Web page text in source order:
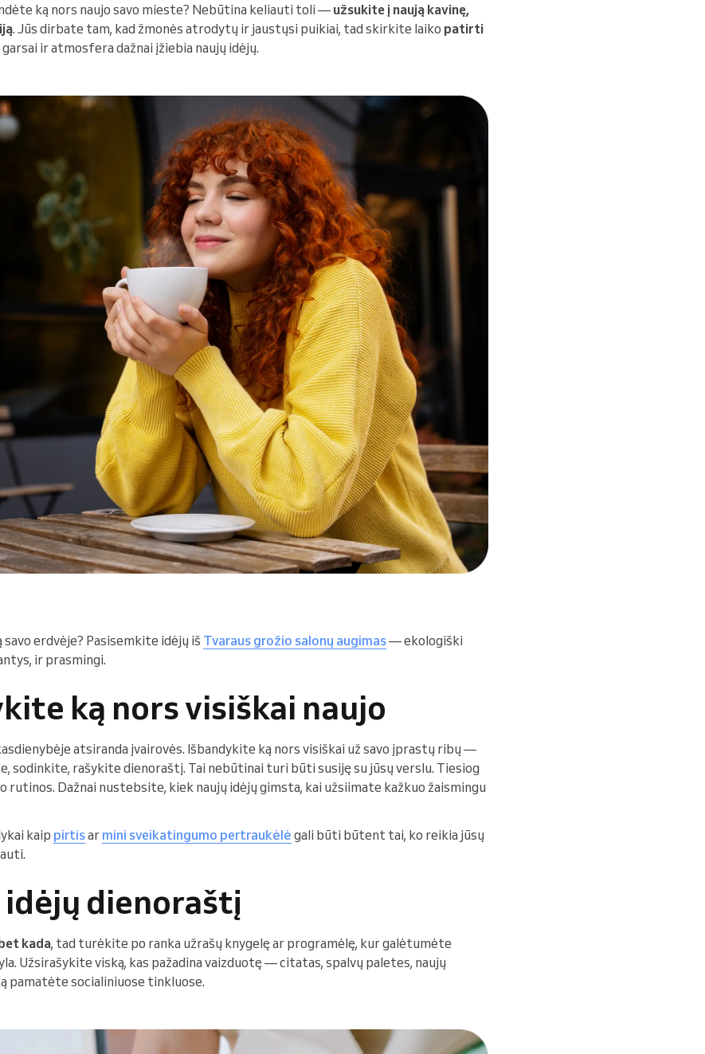
ką nors naujo savo mieste? Nebūtina keliauti toli — užsukite į naują kavinę,
. Jūs dirbate tam, kad žmonės atrodytų ir jaustųsi puikiai, tad skirkite laiko patirti
garsai ir atmosfera dažnai įžiebia naujų idėjų.
erdvėje? Pasisemkite idėjų iš Tvaraus grožio salonų augimas— ekologiški
ir prasmingi.
ką nors visiškai naujo
atsiranda įvairovės. Išbandykite ką nors visiškai už savo įprastų ribų —
sodinkite, rašykite dienoraštį. Tai nebūtinai turi būti susiję su jūsų verslu. Tiesiog
rutinos. Dažnai nustebsite, kiek naujų idėjų gimsta, kai užsiimate kažkuo žaismingu
kaip pirtisar mini sveikatingumo pertraukėlė gali būti būtent tai, ko reikia jūsų
dienoraštį
kada, tad turėkite po ranka užrašų knygelę ar programėlę, kur galėtumėte
Užsirašykite viską, kas pažadina vaizduotę — citatas, spalvų paletes, naujų
pamatėte socialiniuose tinkluose.